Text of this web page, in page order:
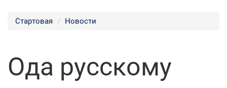
Стартовая Новости
Ода русскому